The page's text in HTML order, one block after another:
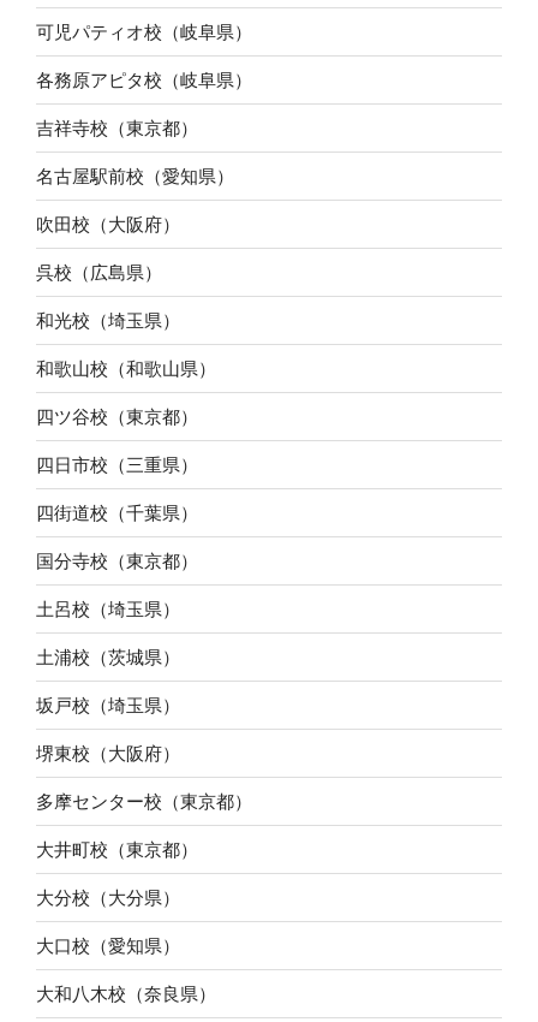
可児パティオ校（岐阜県）
各務原アピタ校（岐阜県）
吉祥寺校（東京都）
名古屋駅前校（愛知県）
吹田校（大阪府）
呉校（広島県）
和光校（埼玉県）
和歌山校（和歌山県）
四ツ谷校（東京都）
四日市校（三重県）
四街道校（千葉県）
国分寺校（東京都）
土呂校（埼玉県）
土浦校（茨城県）
坂戸校（埼玉県）
堺東校（大阪府）
多摩センター校（東京都）
大井町校（東京都）
大分校（大分県）
大口校（愛知県）
大和八木校（奈良県）